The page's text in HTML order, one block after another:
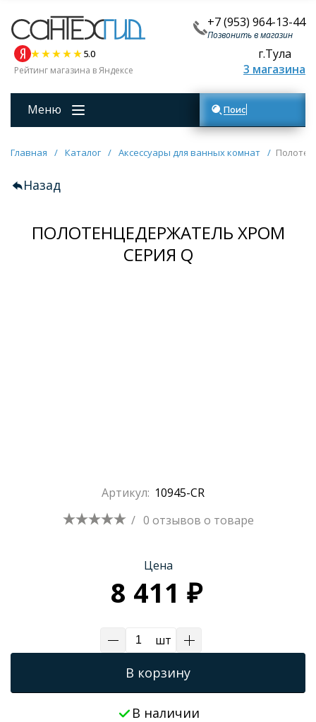
+7 (953) 964-13-44
Позвонить в магазин
5.0
Рейтинг магазина в Яндексе
г.Тула
3 магазина
Меню Поиск товаров
Главная / Каталог / Аксессуары для ванных комнат /
Назад
ПОЛОТЕНЦЕДЕРЖАТЕЛЬ ХРОМ
СЕРИЯ Q
Артикул: 10945-CR
/ 0 отзывов о товаре
Цена
8 411 ₽
шт
В корзину
В наличии